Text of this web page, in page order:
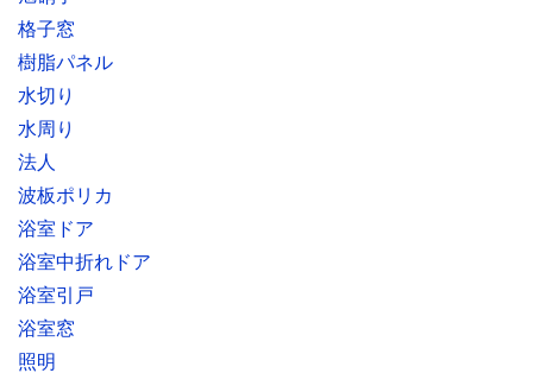
格子窓
樹脂パネル
水切り
水周り
法人
波板ポリカ
浴室ドア
浴室中折れドア
浴室引戸
浴室窓
照明